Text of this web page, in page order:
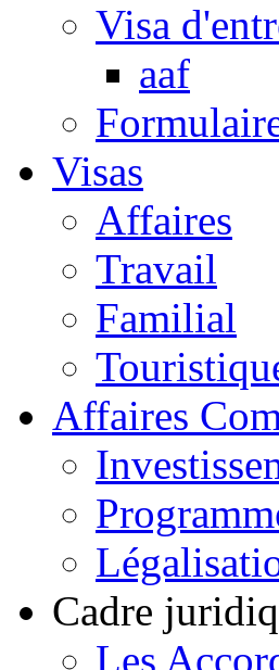
Visa
aaf
Visas
Affaires
Travail
Familial
Affaires
Cadre
Les